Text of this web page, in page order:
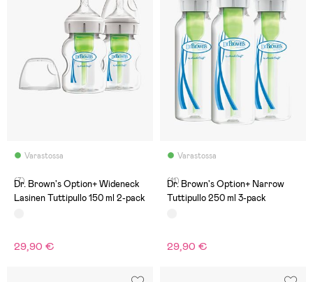
Varastossa
(7)
Dr. Brown's Option+ Wideneck
Lasinen Tuttipullo 150 ml 2-pack
29,90 €
Varastossa
(11)
Dr. Brown's Option+ Narrow
Tuttipullo 250 ml 3-pack
29,90 €